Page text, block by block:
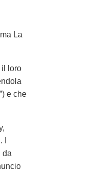
La
il loro
e che
da